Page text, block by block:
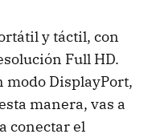
y táctil, con
Full HD.
modo DisplayPort,
manera, vas a
conectar el